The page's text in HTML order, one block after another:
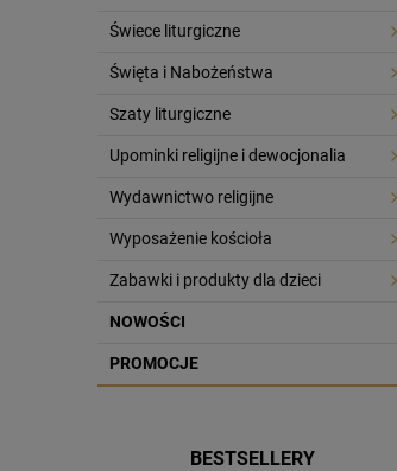
Świece liturgiczne
Święta i Nabożeństwa
Szaty liturgiczne
Upominki religijne i dewocjonalia
Wydawnictwo religijne
Wyposażenie kościoła
Zabawki i produkty dla dzieci
NOWOŚCI
PROMOCJE
BESTSELLERY